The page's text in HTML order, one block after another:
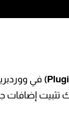
في
إضافات